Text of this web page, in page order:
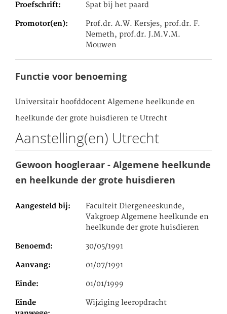
Proefschrift Spat bij het paard
Promotor(en)
Prof.dr. A.W. Kersjes, prof.dr. F.
Nemeth, prof.dr. J.M.V.M.
Mouwen
Functie voor benoeming
Universitair hoofddocent Algemene heelkunde en
heelkunde der grote huisdieren te Utrecht
Aanstelling(en) Utrecht
Gewoon hoogleraar - Algemene heelkunde
en heelkunde der grote huisdieren
Aangesteld bij
Faculteit Diergeneeskunde,
Vakgroep Algemene heelkunde en
heelkunde der grote huisdieren
Benoemd 30/05/1991
Aanvang 01/07/1991
Einde 01/01/1999
Einde
Wijziging leeropdracht